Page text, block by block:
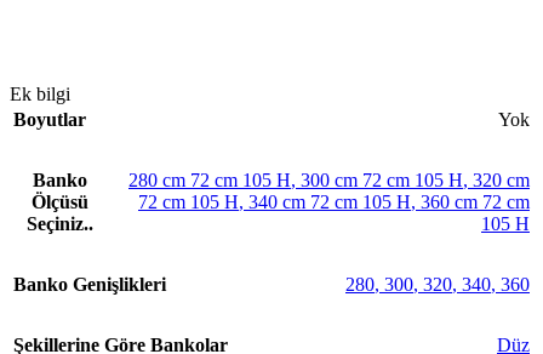
Ek bilgi
Boyutlar
Yok
Banko
Ölçüsü
Seçiniz..
280 cm 72 cm 105 H, 300 cm 72 cm 105 H, 320 cm
72 cm 105 H, 340 cm 72 cm 105 H, 360 cm 72 cm
105 H
Banko Genişlikleri 280, 300, 320, 340, 360
Şekillerine Göre Bankolar Düz